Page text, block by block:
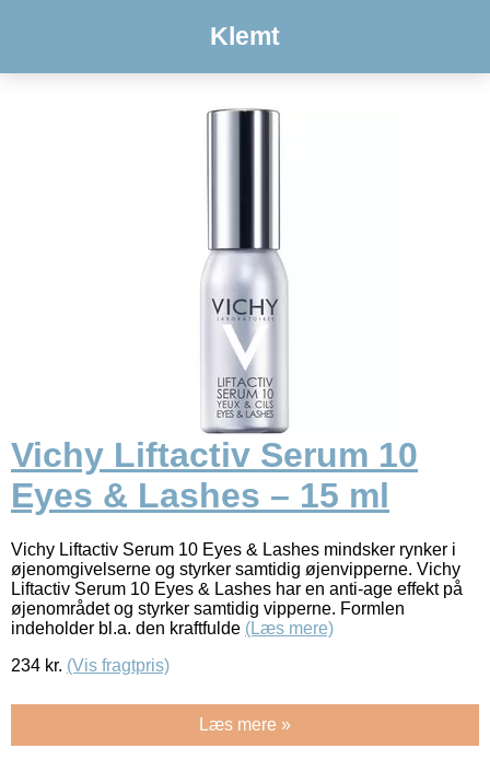
Klemt
Vichy Liftactiv Serum 10
Eyes & Lashes – 15 ml
Vichy Liftactiv Serum 10 Eyes & Lashes mindsker rynker i
øjenomgivelserne og styrker samtidig øjenvipperne. Vichy
Liftactiv Serum 10 Eyes & Lashes har en anti-age effekt på
øjenområdet og styrker samtidig vipperne. Formlen
indeholder bl.a. den kraftfulde (Læs mere)
234 kr. (Vis fragtpris)
Læs mere »